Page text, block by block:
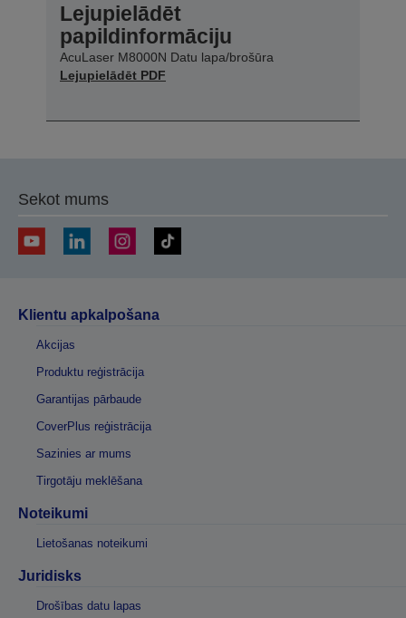
Lejupielādēt
papildinformāciju
AcuLaser M8000N Datu lapa/brošūra
Lejupielādēt PDF
Sekot mums
Klientu apkalpošana
Akcijas
Produktu reģistrācija
Garantijas pārbaude
CoverPlus reģistrācija
Sazinies ar mums
Tirgotāju meklēšana
Noteikumi
Lietošanas noteikumi
Juridisks
Drošības datu lapas